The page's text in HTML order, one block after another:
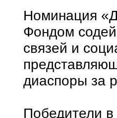
Номинация
Фондом
связей и
диаспоры за
Победители